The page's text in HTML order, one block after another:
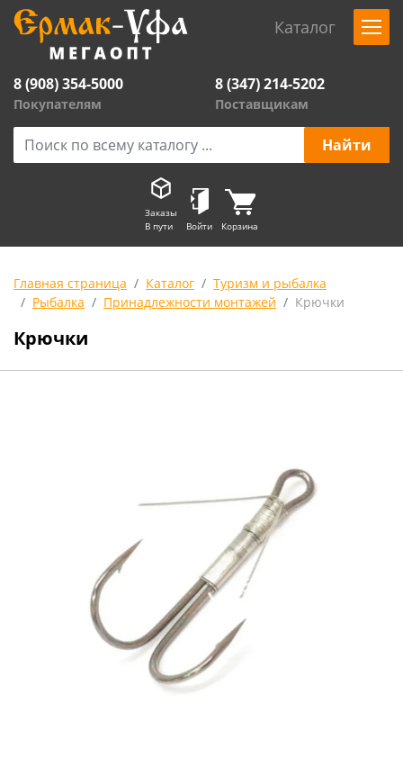
Каталог
8 (908) 354-5000
Покупателям
8 (347) 214-5202
Поставщикам
Заказы
В пути
Войти Корзина
Главная страница Каталог
Туризм и рыбалка
Рыбалка
Принадлежности монтажей Крючки
Крючки